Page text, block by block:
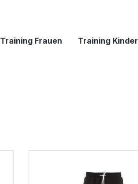
Training Frauen Training Kinder